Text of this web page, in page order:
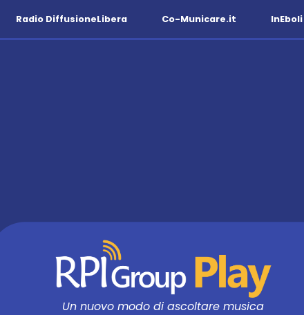
Radio DiffusioneLibera Co-Municare.it InEboli
Un nuovo modo di ascoltare musica